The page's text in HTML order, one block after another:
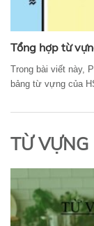
Tổng hợp từ
Trong bài viết này,
bảng từ vựng của
TỪ VỰNG